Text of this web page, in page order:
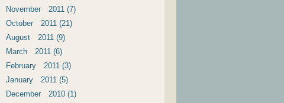
November 2011 (7)
October 2011 (21)
August 2011 (9)
March 2011 (6)
February 2011 (3)
January 2011 (5)
December 2010 (1)